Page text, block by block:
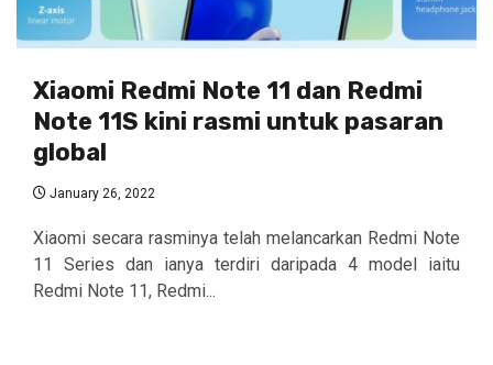
Xiaomi Redmi Note 11 dan Redmi
Note 11S kini rasmi untuk pasaran
global
January 26, 2022
Xiaomi secara rasminya telah melancarkan Redmi Note
11 Series dan ianya terdiri daripada 4 model iaitu
Redmi Note 11, Redmi...